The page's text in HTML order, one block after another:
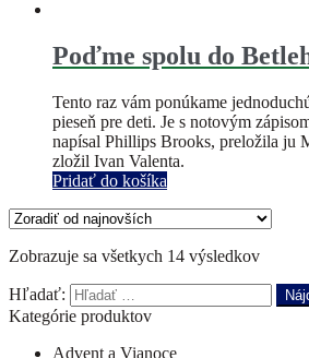
Poďme spolu do
Tento raz vám ponúkame
pieseň pre deti. Je s notovým
napísal Phillips Brooks, preložila ju
zložil Ivan Valenta.
Pridať do košíka
Zobrazuje sa všetkych 14 výsledkov
Hľadať:
Kategórie produktov
Advent a Vianoce